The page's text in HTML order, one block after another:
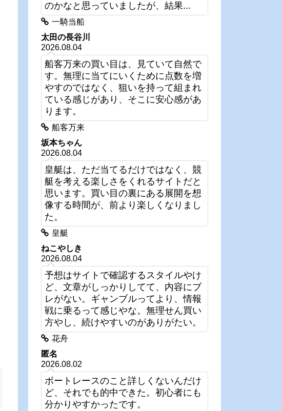
のかなと思っていましたが、結果...
一騎当船
太田の長谷川
2026.08.04
船客万来の買い目は、見ていて自然で
す。無理に当てにいくために点数を増
やすのではなく、狙いを持って組まれ
ている感じがあり、そこに安心感があ
ります。
船客万来
坂本ちゃん
2026.08.04
皇艇は、ただ当てるだけではなく、競
艇を考える楽しさをくれるサイトだと
思います。買い目の裏にある展開を想
像する時間が、前より楽しくなりまし
た。
皇艇
ねこやしき
2026.08.04
予想はサイトで確認するスタイルやけ
ど、文章がしっかりしてて、内容にブ
レがない。ギャンブルってより、情報
戦に乗るって感じやな。無理せん買い
方やし、続けやすいのがありがたい。
花舟
匿名
2026.08.02
ボートレースのこと詳しくないんだけ
ど、それでも的中できた。初心者にも
分かりやすかったです。